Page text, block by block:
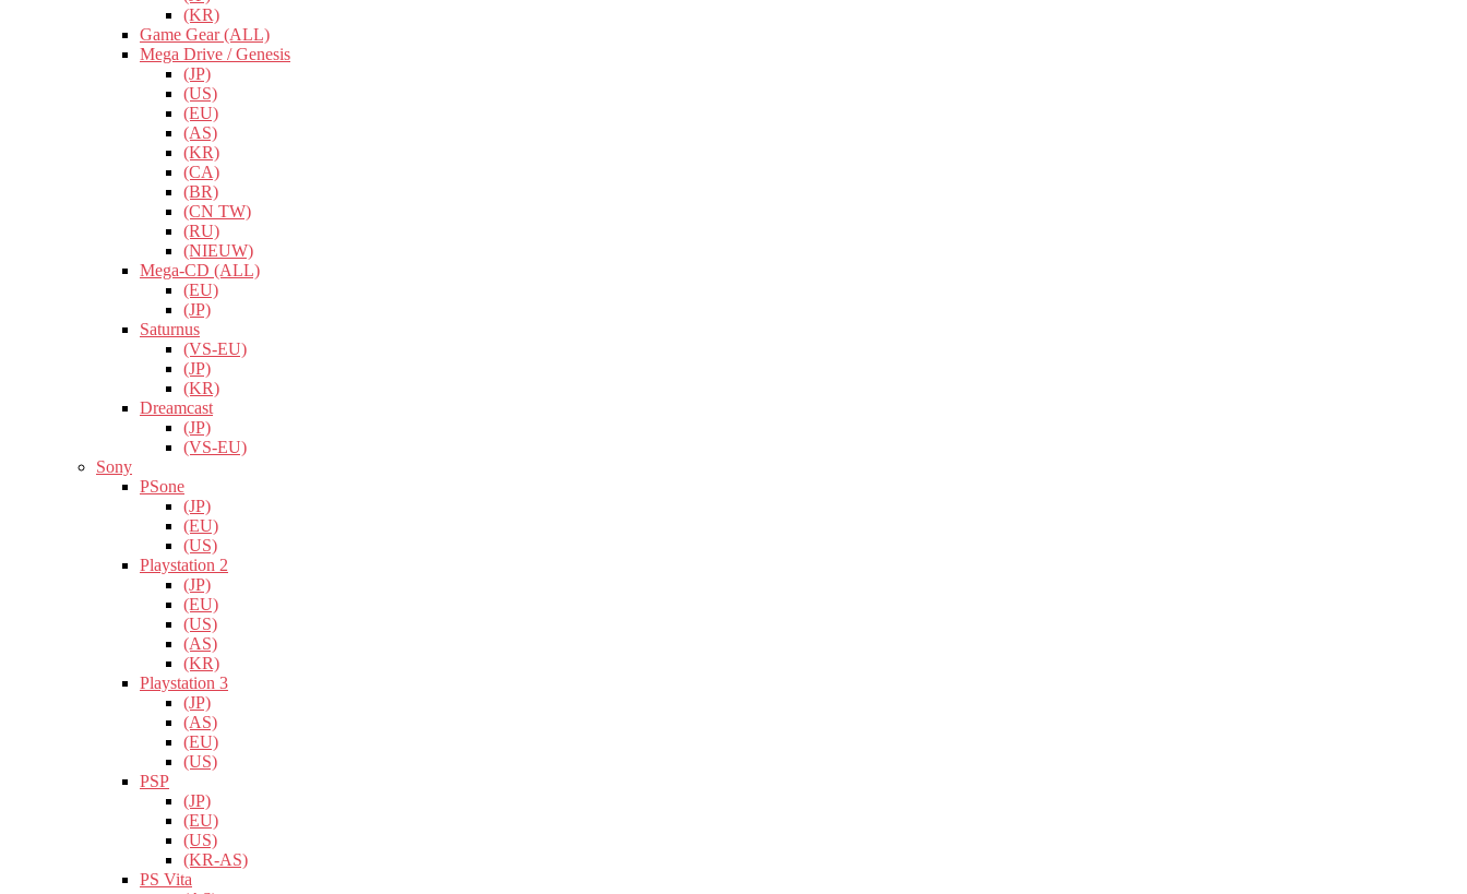
(KR)
Game Gear (ALL)
Mega Drive / Genesis
(JP)
(US)
(EU)
(AS)
(KR)
(CA)
(BR)
(CN TW)
(RU)
(NIEUW)
Mega-CD (ALL)
(EU)
(JP)
Saturnus
(VS-EU)
(JP)
(KR)
Dreamcast
(JP)
(VS-EU)
Sony
PSone
(JP)
(EU)
(US)
Playstation 2
(JP)
(EU)
(US)
(AS)
(KR)
Playstation 3
(JP)
(AS)
(EU)
(US)
PSP
(JP)
(EU)
(US)
(KR-AS)
PS Vita